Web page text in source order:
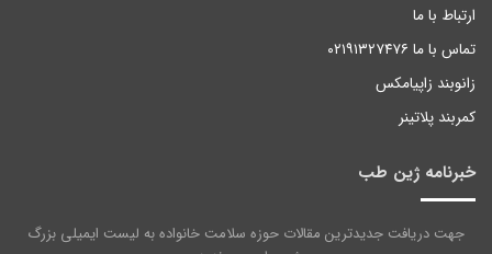
ارتباط با ما
تماس با ما ۰۲۱۹۱۳۲۷۴۷۶
زانوبند زاپیامکس
کمربند پلاتینر
خبرنامه ژین طب
جهت دریافت جدیدترین مقالات حوزه سلامت خانواده به لیست ایمیلی بزرگ